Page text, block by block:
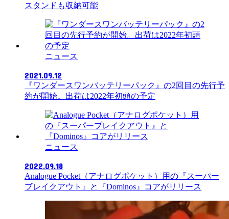
スタンドも収納可能
ニュース
2021.09.12
『ワンダースワンバッテリーパック』の2回目の先行予
約が開始。出荷は2022年初頭の予定
ニュース
2022.09.18
Analogue Pocket（アナログポケット）用の『スーパー
ブレイクアウト』と『Dominos』コアがリリース